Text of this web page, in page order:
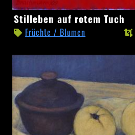
Stilleben
auf
rotem
Tuch
Stilleben auf rotem Tuch
Früchte / Blumen